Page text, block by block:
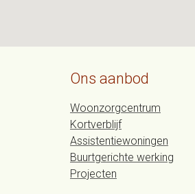
Ons aanbod
Woonzorgcentrum
Kortverblijf
Assistentiewoningen
Buurtgerichte werking
Projecten